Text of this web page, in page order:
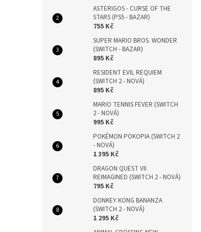
ASTERIGOS - CURSE OF THE
STARS (PS5 - BAZAR)
755 Kč
SUPER MARIO BROS. WONDER
(SWITCH - BAZAR)
895 Kč
RESIDENT EVIL REQUIEM
(SWITCH 2 - NOVÁ)
895 Kč
MARIO TENNIS FEVER (SWITCH
2 - NOVÁ)
995 Kč
POKÉMON POKOPIA (SWITCH 2
- NOVÁ)
1 395 Kč
DRAGON QUEST VII
REIMAGINED (SWITCH 2 - NOVÁ)
795 Kč
DONKEY KONG BANANZA
(SWITCH 2 - NOVÁ)
1 295 Kč